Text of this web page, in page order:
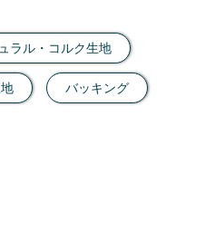
ラル・コルク生地
バッキング